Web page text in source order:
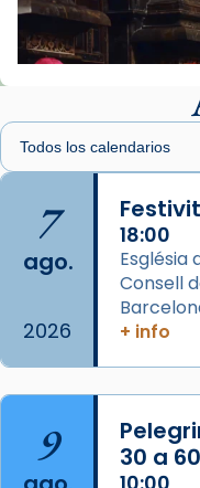
🔗tinyurl.com/
📸 J. Merino
de Barcelona.
1 week ago
Aquest dilluns,
missa d’acció
comitè
L’arquebisbe
Josep Omella,
concelebrat el
7
ago.
2026
18:00
Església
Consell
+ info
9
30 a